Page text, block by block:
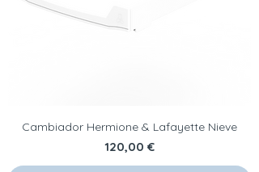
Cambiador Hermione & Lafayette Nieve
Precio
120,00 €